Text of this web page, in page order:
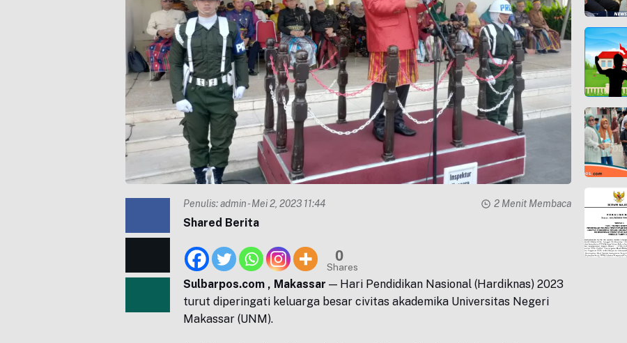
Penulis:admin- Mei 2, 2023 11:44 2 Menit Membaca
Shared Berita
0
Shares
Sulbarpos.com , Makassar — Hari Pendidikan Nasional (Hardiknas) 2023
turut diperingati keluarga besar civitas akademika Universitas Negeri
Makassar (UNM).